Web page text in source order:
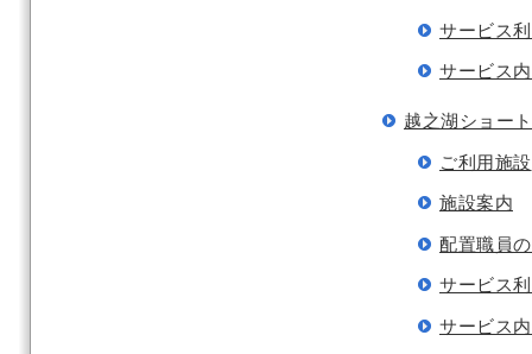
サービス
サービス
越之湖ショー
ご利用施設
施設案内
配置職員
サービス
サービス